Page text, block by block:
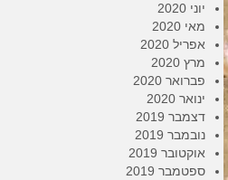
יוני 2020
מאי 2020
אפריל 2020
מרץ 2020
פברואר 2020
ינואר 2020
דצמבר 2019
נובמבר 2019
אוקטובר 2019
ספטמבר 2019